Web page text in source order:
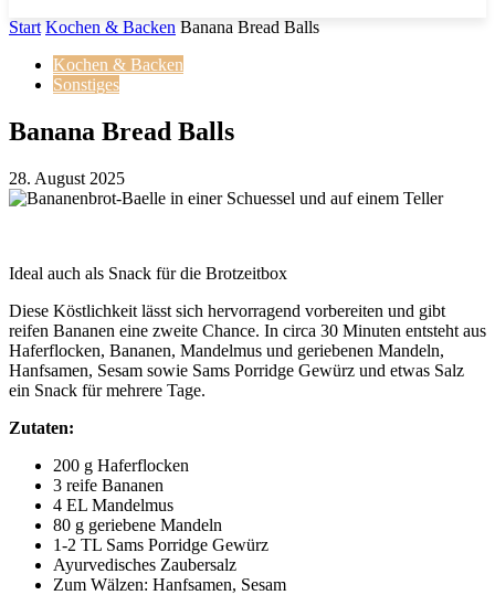
Start Kochen & Backen Banana Bread Balls
Kochen & Backen
Sonstiges
Banana Bread Balls
28. August 2025
Ideal auch als Snack für die Brotzeitbox
Diese Köstlichkeit lässt sich hervorragend vorbereiten und gibt
reifen Bananen eine zweite Chance. In circa 30 Minuten entsteht aus
Haferflocken, Bananen, Mandelmus und geriebenen Mandeln,
Hanfsamen, Sesam sowie Sams Porridge Gewürz und etwas Salz
ein Snack für mehrere Tage.
Zutaten:
200 g Haferflocken
3 reife Bananen
4 EL Mandelmus
80 g geriebene Mandeln
1-2 TL Sams Porridge Gewürz
Ayurvedisches Zaubersalz
Zum Wälzen: Hanfsamen, Sesam